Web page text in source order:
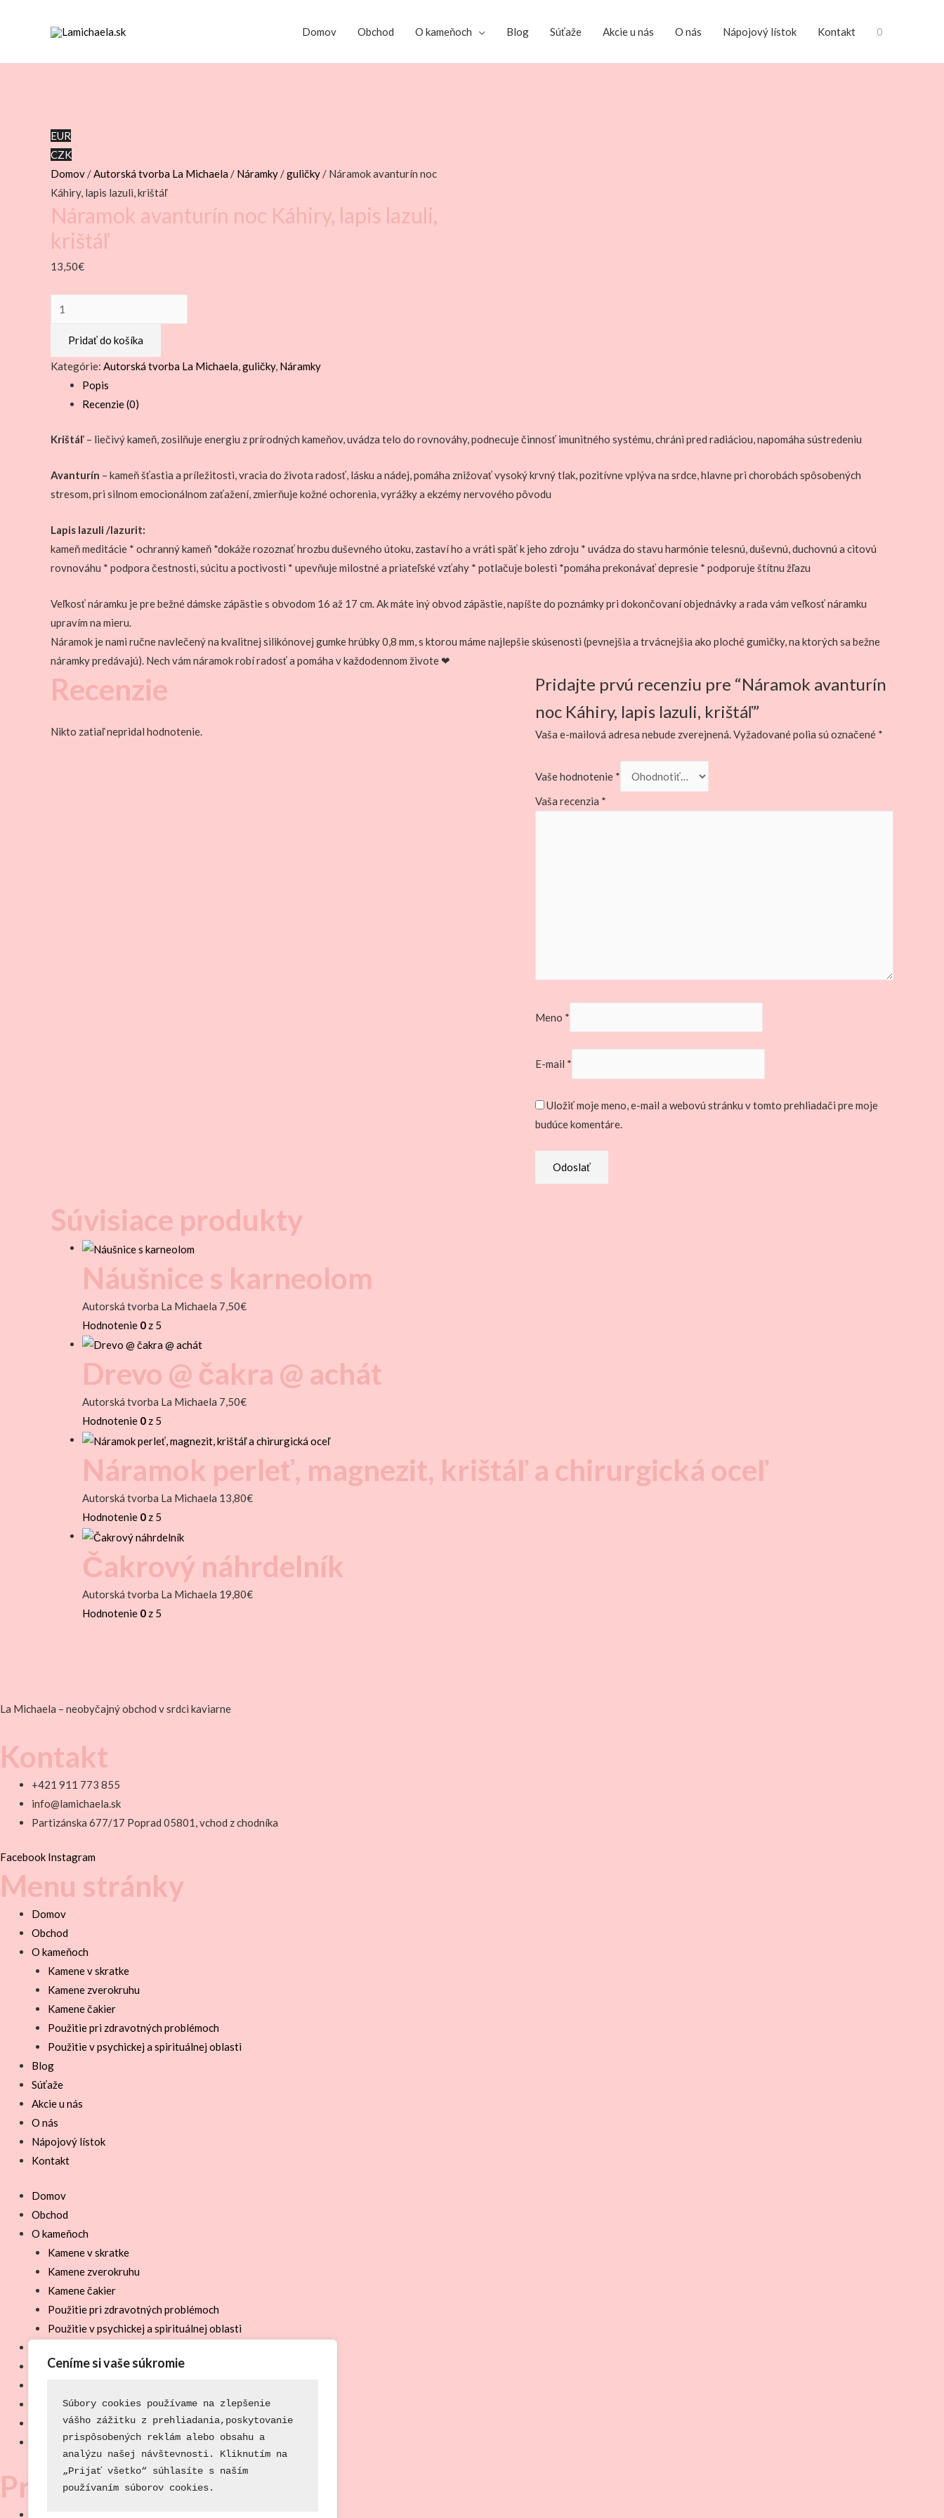
Ceníme si vaše súkromie
Súbory cookies používame na zlepšenie
vášho zážitku z prehliadania, poskytovanie
prispôsobených reklám alebo obsahu a
analýzu našej návštevnosti. Kliknutím na
„Prijať všetko“ súhlasíte s naším
používaním súborov cookies.
Domov Obchod O kameňoch Blog Súťaže Akcie u nás O nás Nápojový lístok Kontakt 0
EUR
CZK
Domov/Autorská tvorba La Michaela/ Náramky/guličky/ Náramok avanturín noc
Káhiry, lapis lazuli, krištáľ
Náramok avanturín noc Káhiry, lapis lazuli,
krištáľ
13,50€
množstvo
Náramok
avanturín
noc
krištáľ
Pridať do košíka
Kategórie: Autorská tvorba La Michaela,guličky, Náramky
Popis
Recenzie (0)
Krištáľ – liečivý kameň, zosilňuje energiu z prírodných kameňov, uvádza telo do rovnováhy, podnecuje činnosť imunitného systému, chráni pred radiáciou, napomáha sústredeniu
Avanturín – kameň šťastia a príležitosti, vracia do života radosť, lásku a nádej, pomáha znižovať vysoký krvný tlak, pozitívne vplýva na srdce, hlavne pri chorobách spôsobených
stresom, pri silnom emocionálnom zaťažení, zmierňuje kožné ochorenia, vyrážky a ekzémy nervového pôvodu
Lapis lazuli /lazurit:
kameň meditácie * ochranný kameň *dokáže rozoznať hrozbu duševného útoku, zastaví ho a vráti späť k jeho zdroju * uvádza do stavu harmónie telesnú, duševnú, duchovnú a citovú
rovnováhu * podpora čestnosti, súcitu a poctivosti * upevňuje milostné a priateľské vzťahy * potlačuje bolesti *pomáha prekonávať depresie * podporuje štítnu žľazu
Veľkosť náramku je pre bežné dámske zápästie s obvodom 16 až 17 cm. Ak máte iný obvod zápästie, napíšte do poznámky pri dokončovaní objednávky a rada vám veľkosť náramku
upravím na mieru.
Náramok je nami ručne navlečený na kvalitnej silikónovej gumke hrúbky 0,8 mm, s ktorou máme najlepšie skúsenosti (pevnejšia a trvácnejšia ako ploché gumičky, na ktorých sa bežne
náramky predávajú). Nech vám náramok robí radosť a pomáha v každodennom živote ❤
Recenzie
Nikto zatiaľ nepridal hodnotenie.
Pridajte prvú recenziu pre “Náramok avanturín
noc Káhiry, lapis lazuli, krištáľ”
Vaša e-mailová adresa nebude zverejnená.Vyžadované polia sú označené *
Vaše hodnotenie *
Vaša recenzia *
Meno *
E-mail *
Uložiť moje meno, e-mail a webovú stránku v tomto prehliadači pre moje
budúce komentáre.
Súvisiace produkty
Náušnice s karneolom
Autorská tvorba La Michaela 7,50€
Hodnotenie 0 z 5
Drevo @ čakra @ achát
Autorská tvorba La Michaela 7,50€
Hodnotenie 0 z 5
Náramok perleť, magnezit, krištáľ a chirurgická oceľ
Autorská tvorba La Michaela 13,80€
Hodnotenie 0 z 5
Čakrový náhrdelník
Autorská tvorba La Michaela 19,80€
Hodnotenie 0 z 5
La Michaela – neobyčajný obchod v srdci kaviarne
Kontakt
+421 911 773 855
info@lamichaela.sk
Partizánska 677/17 Poprad 05801, vchod z chodníka
Facebook Instagram
Menu stránky
Domov
Obchod
O kameňoch
Kamene v skratke
Kamene zverokruhu
Kamene čakier
Použitie pri zdravotných problémoch
Použitie v psychickej a spirituálnej oblasti
Blog
Súťaže
Akcie u nás
O nás
Nápojový lístok
Kontakt
Domov
Obchod
O kameňoch
Kamene v skratke
Kamene zverokruhu
Kamene čakier
Použitie pri zdravotných problémoch
Použitie v psychickej a spirituálnej oblasti
Súťaže
Nápojový lístok
Kontakt
Právne centrum